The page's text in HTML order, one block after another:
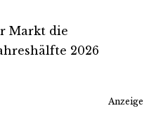
Markt die
2026
Anzeige